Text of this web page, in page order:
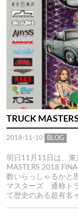
TRUCK
2018-11-10 BLOG
明日11月11日は、
MASTERS 2018
数いらっしゃるかと
マスターズ 通称ト
て歴史のある超有名